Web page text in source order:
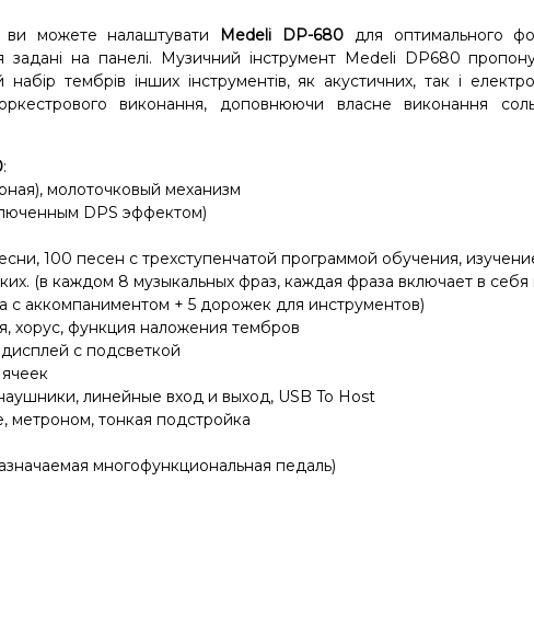
ви можете налаштувати Medeli DP-680для оптимального
задані на панелі. Музичний інструмент Medeli DP680
тембрів інших інструментів, як акустичних, так і
виконання, доповнюючи власне виконання
:
молоточковый механизм
DPS эффектом)
100 песен с трехступенчатой программой обучения,
(в каждом 8 музыкальных фраз, каждая фраза включает в
с аккомпаниментом + 5 дорожек для инструментов)
хорус, функция наложения тембров
с подсветкой
линейные вход и выход, USB To Host
метроном, тонкая подстройка
многофункциональная педаль)